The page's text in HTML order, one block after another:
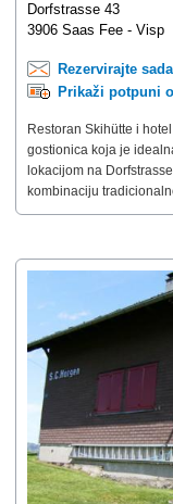
Dorfstrasse 43
3906 Saas Fee - Visp
Rezervirajte sada
Prikaži potpuni
Restoran Skihütte i
gostionica koja je
lokacijom na
kombinaciju